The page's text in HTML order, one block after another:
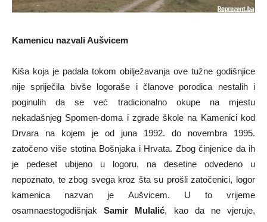
Kamenicu nazvali Aušvicem
Kiša koja je padala tokom obilježavanja ove tužne godišnjice
nije spriječila bivše logoraše i članove porodica nestalih i
poginulih da se već tradicionalno okupe na mjestu
nekadašnjeg Spomen-doma i zgrade škole na Kamenici kod
Drvara na kojem je od juna 1992. do novembra 1995.
zatočeno više stotina Bošnjaka i Hrvata. Zbog činjenice da ih
je pedeset ubijeno u logoru, na desetine odvedeno u
nepoznato, te zbog svega kroz šta su prošli zatočenici, logor
kamenica nazvan je Aušvicem. U to vrijeme
osamnaestogodišnjakSamir Mulalić, kao da ne vjeruje,